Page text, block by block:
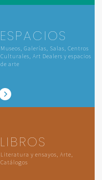
ESPACIOS
Museos, Galerías, Salas, Centros
Culturales, Art Dealers y espacios
de arte
LIBROS
Literatura y ensayos, Arte,
Catálogos